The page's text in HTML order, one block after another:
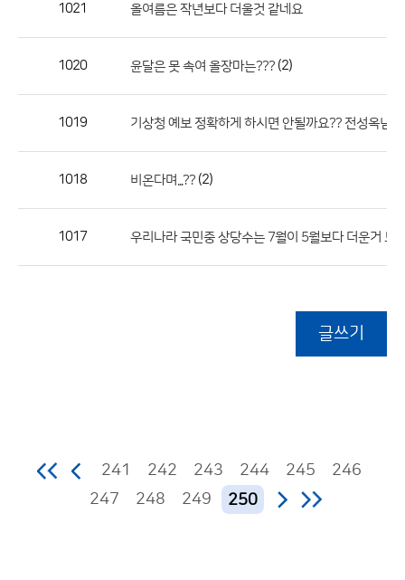
공
1021 올여름은 작년보다 더울것 같네요
1020 윤달은 못 속여 올장마는??? (2)
1019 기상청 예보 정확하게 하시면 안될까요?? 전성옥님
1018 비온다며...?? (2)
1017 우리나라 국민중 상당수는 7월이 5월보다 더운거 모
글쓰기
241 242 243 244 245
246
247
248 249 250